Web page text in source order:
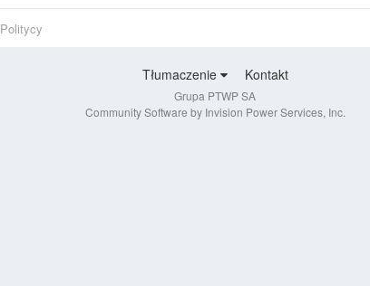
Politycy
Tłumaczenie Kontakt
Grupa PTWP SA
Community Software by Invision Power Services, Inc.